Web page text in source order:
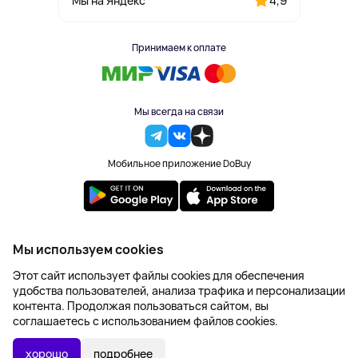
В КОРЗИНУ
Принимаем к оплате
Мы всегда на связи
Мобильное приложение DoBuy
2023-2026 © DoBuy. Все права защищены
Правила обработки персональных данных
Пользовательское соглашение
Оферта
Создание сайта – NetLab
Мы используем cookies
Этот сайт использует файлы cookies для обеспечения
удобства пользователей, анализа трафика и персонализации
контента. Продолжая пользоваться сайтом, вы
соглашаетесь с использованием файлов cookies.
хорошо подробнее